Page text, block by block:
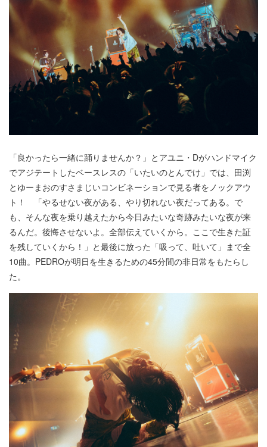
「良かったら一緒に踊りませんか？」とアユニ・Dがハンドマイク
でアジテートしたベースレスの「いたいのとんでけ」では、田渕
とゆーまおのすさまじいコンビネーションで見る者をノックアウ
ト！ 「やるせない夜がある、やり切れない夜だってある。で
も、そんな夜を乗り越えたから今日みたいな奇跡みたいな夜が来
るんだ。後悔させないよ。全部伝えていくから。ここで生きた証
を残していくから！」と最後に放った「吸って、吐いて」まで全
10曲。PEDROが明日を生きるための45分間の非日常をもたらし
た。